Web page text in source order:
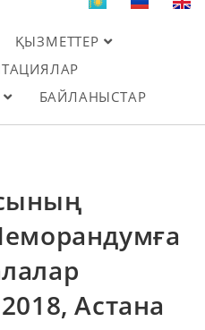
ҚЫЗМЕТТЕР
БАЙЛАНЫСТАР
Астана